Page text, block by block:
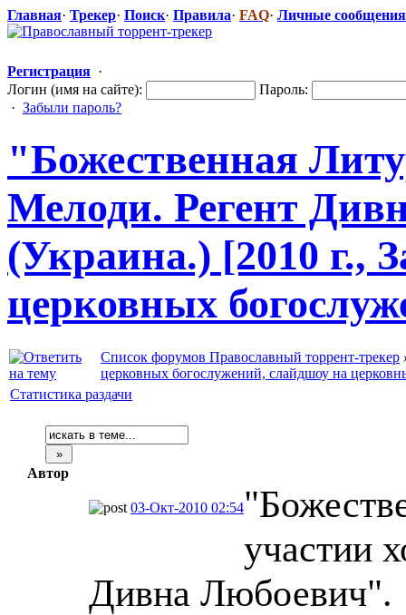
Главная· Трекер· Поиск· Правила· FAQ· Личные сообщения
Регистрация ·
Логин (имя на сайте):
Пароль:
· Забыли пароль?
"Божеств​енная
Мелоди. Регент
(Украина.) [2010 г.,
церковных
Список форумов Православный торрент-трекер
церковных богослужений, слайдшоу на
Статистика раздачи
Автор
03-Окт-2010 02:54
участии
Дивна Любоевич".